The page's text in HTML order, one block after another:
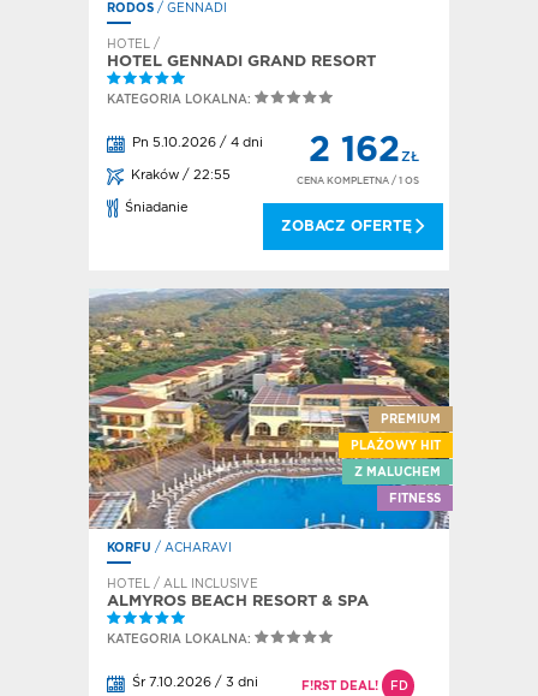
RODOS / GENNADI
HOTEL /
HOTEL GENNADI GRAND RESORT
KATEGORIA LOKALNA:
Pn 5.10.2026 / 4 dni
Kraków / 22:55
Śniadanie
2 162ZŁ
CENA KOMPLETNA / 1 OS
ZOBACZ OFERTĘ
PREMIUM
PLAŻOWY HIT
Z MALUCHEM
FITNESS
KORFU / ACHARAVI
HOTEL / ALL INCLUSIVE
ALMYROS BEACH RESORT & SPA
KATEGORIA LOKALNA:
Śr 7.10.2026 / 3 dni F!RST DEAL! FD